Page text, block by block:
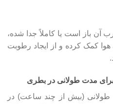
آن باز است یا کاملاً جدا شده،
هوا کمک کرده و از ایجاد رطوبت
برای مدت طولانی در بطری
طولانی (بیش از چند ساعت) در